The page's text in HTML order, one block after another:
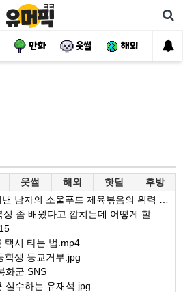
만화 웃썰 해외 핫
웃썰 해외 핫딜 후방
남자의 소울푸드 제육볶음의 위력 ㅋㅋ
좀 배웠다고 깝치는데 어떻게 할까요?
택시 타는 법.mp4
학생 등교거부.jpg
화군 SNS
실수하는 유재석.jpg